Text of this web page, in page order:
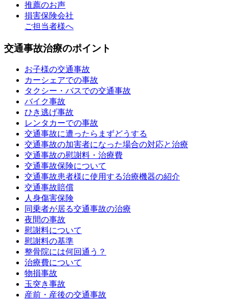
推薦のお声
損害保険会社
ご担当者様へ
交通事故治療のポイント
お子様の交通事故
カーシェアでの事故
タクシー・バスでの交通事故
バイク事故
ひき逃げ事故
レンタカーでの事故
交通事故に遭ったらまずどうする
交通事故の加害者になった場合の対応と治療
交通事故の慰謝料・治療費
交通事故保険について
交通事故患者様に使用する治療機器の紹介
交通事故賠償
人身傷害保険
同乗者が居る交通事故の治療
夜間の事故
慰謝料について
慰謝料の基準
整骨院には何回通う？
治療費について
物損事故
玉突き事故
産前・産後の交通事故